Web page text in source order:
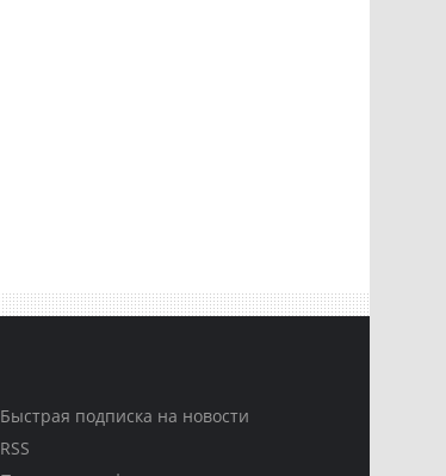
Быстрая подписка на новости
RSS